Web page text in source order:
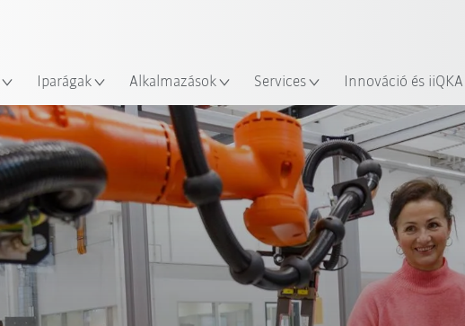
Iparágak Alkalmazások Services Innováció és iiQKA